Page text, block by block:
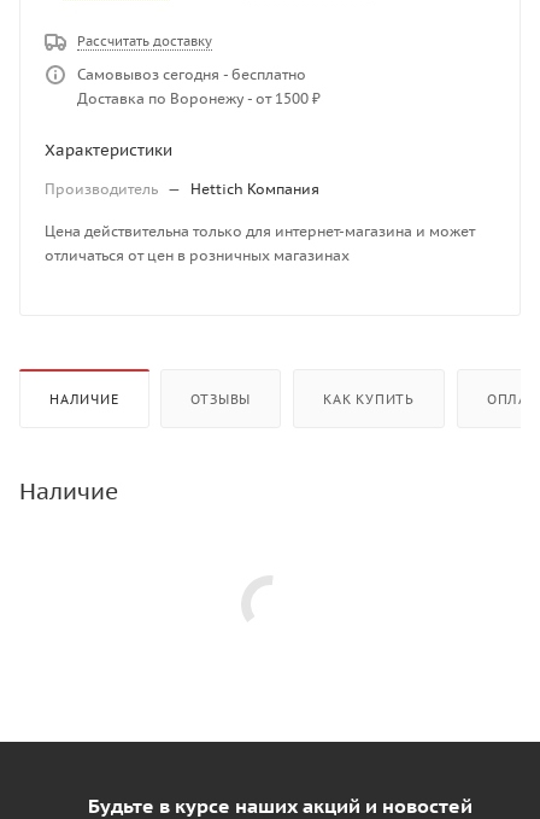
Рассчитать доставку
Самовывоз сегодня - бесплатно
Доставка по Воронежу - от 1500 ₽
Характеристики
Производитель — Hettich Компания
Цена действительна только для интернет-магазина и может
отличаться от цен в розничных магазинах
НАЛИЧИЕ ОТЗЫВЫ КАК КУПИТЬ
Наличие
Будьте в курсе наших акций и новостей